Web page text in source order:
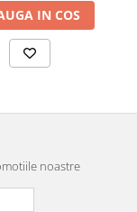
IN COS
noastre